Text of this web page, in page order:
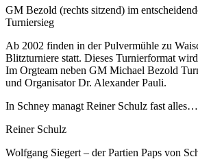
GM Bezold (rechts sitzend) im
Turniersieg
Ab 2002 finden in der Pulvermühle zu
Blitzturniere statt. Dieses Turnierformat
Im Orgteam neben GM Michael Bezold
und Organisator Dr. Alexander Pauli.
In Schney managt Reiner Schulz fast alles…
Reiner Schulz
Wolfgang Siegert – der Partien Paps von